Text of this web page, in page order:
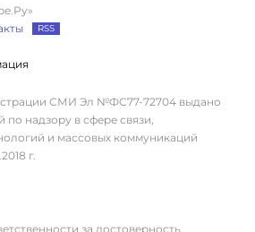
RSS
СМИ Эл №ФС77-72704 выдано
надзору в сфере связи,
и массовых коммуникаций
г.
за достоверность